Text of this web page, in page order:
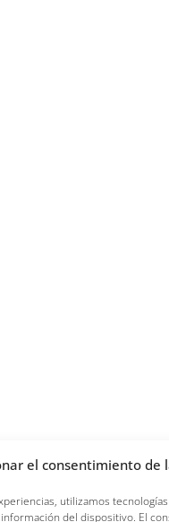
el consentimiento de
utilizamos
del dispositivo. El